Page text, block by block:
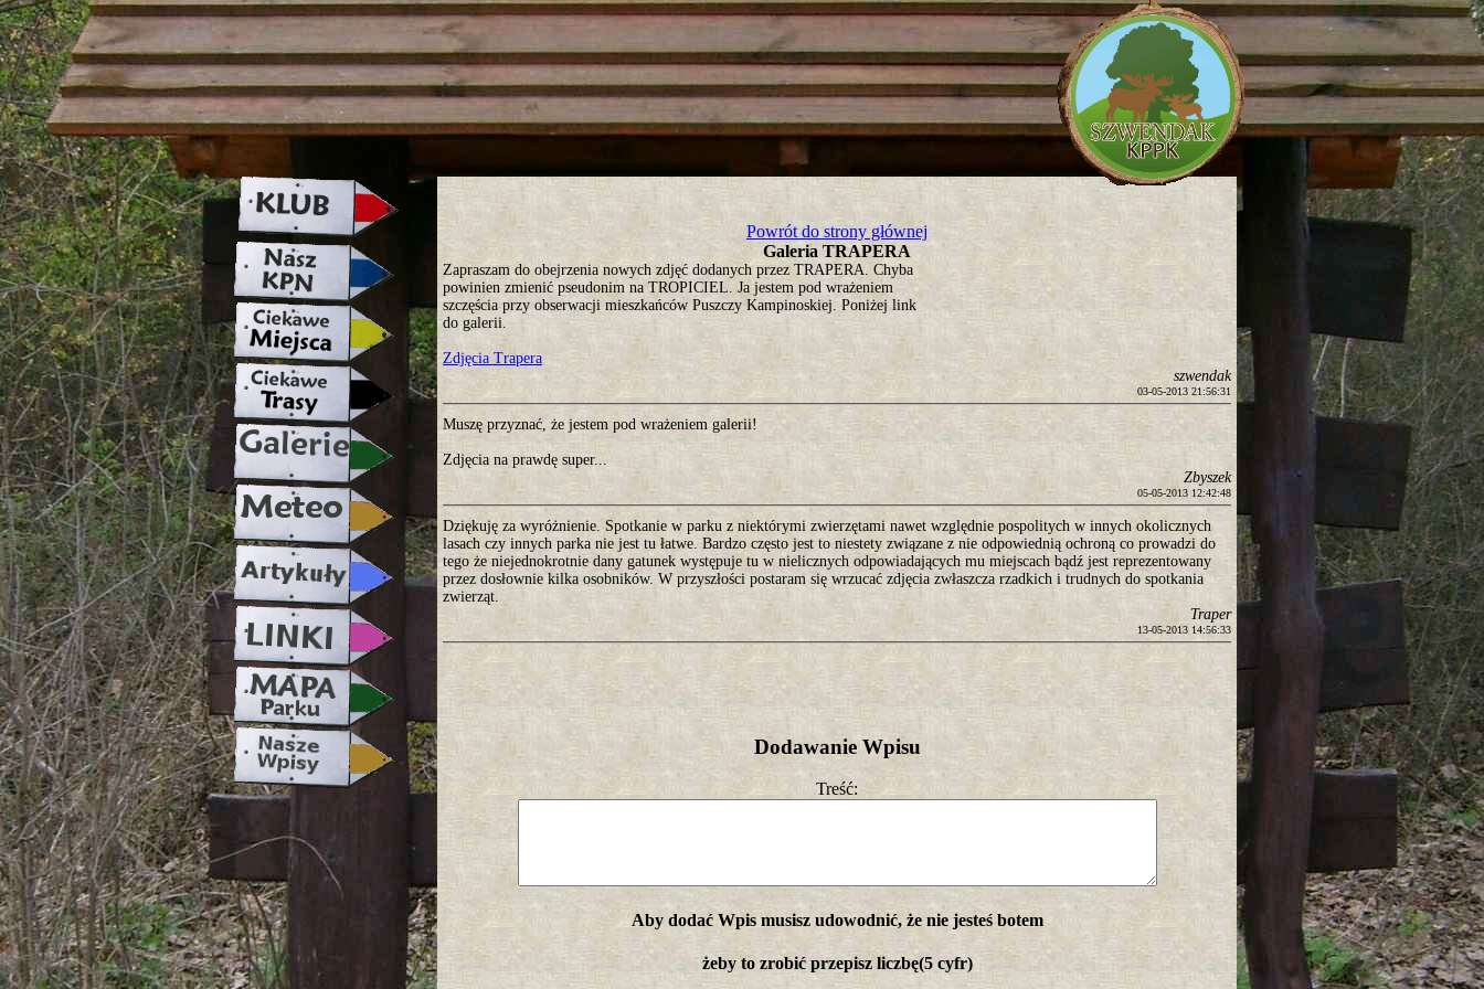
strona w naprawie zapraszamy jutro ;)
Powrót do strony głównej
Galeria TRAPERA
Zapraszam do obejrzenia nowych zdjęć dodanych przez TRAPERA. Chyba
powinien zmienić pseudonim na TROPICIEL. Ja jestem pod wrażeniem
szczęścia przy obserwacji mieszkańców Puszczy Kampinoskiej. Poniżej link
do galerii.
Zdjęcia Trapera
szwendak
03-05-2013 21:56:31
Muszę przyznać, że jestem pod wrażeniem galerii!
Zdjęcia na prawdę super...
Zbyszek
05-05-2013 12:42:48
Dziękuję za wyróżnienie. Spotkanie w parku z niektórymi zwierzętami nawet względnie pospolitych w innych okolicznych
lasach czy innych parka nie jest tu łatwe. Bardzo często jest to niestety związane z nie odpowiednią ochroną co prowadzi do
tego że niejednokrotnie dany gatunek występuje tu w nielicznych odpowiadających mu miejscach bądź jest reprezentowany
przez dosłownie kilka osobników. W przyszłości postaram się wrzucać zdjęcia zwłaszcza rzadkich i trudnych do spotkania
zwierząt.
Traper
13-05-2013 14:56:33
Dodawanie Wpisu
Treść:
Aby dodać Wpis musisz udowodnić, że nie jesteś botem
żeby to zrobić przepisz liczbę(5 cyfr)